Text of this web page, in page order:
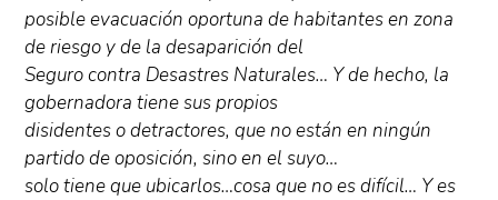
posible evacuación oportuna de habitantes en zona
de riesgo y de la desaparición del
Seguro contra Desastres Naturales… Y de hecho, la
gobernadora tiene sus propios
disidentes o detractores, que no están en ningún
partido de oposición, sino en el suyo…
solo tiene que ubicarlos…cosa que no es difícil… Y es